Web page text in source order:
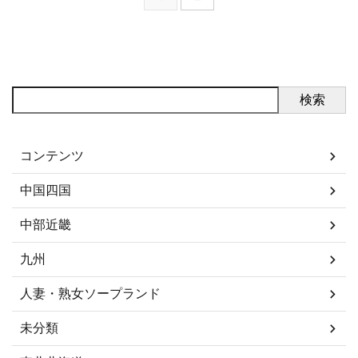
検索
コンテンツ
中国四国
中部近畿
九州
人妻・熟女ソープランド
未分類